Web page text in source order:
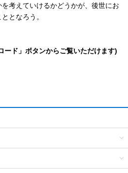
考えていけるかどうかが、後世にお
となろう。
ード」ボタンからご覧いただけます)